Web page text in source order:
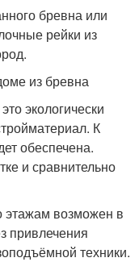
бревна или
рейки из
из бревна
экологически
К
обеспечена.
и сравнительно
возможен в
привлечения
техники.